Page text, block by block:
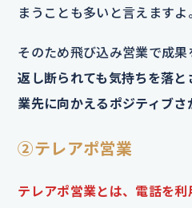
まうことも多いと言えますよ
そのため飛び込み営業で成
返し断られても気持ちを落と
業先に向かえるポジティブさ
②テレアポ営業
テレアポ営業とは、電話を利